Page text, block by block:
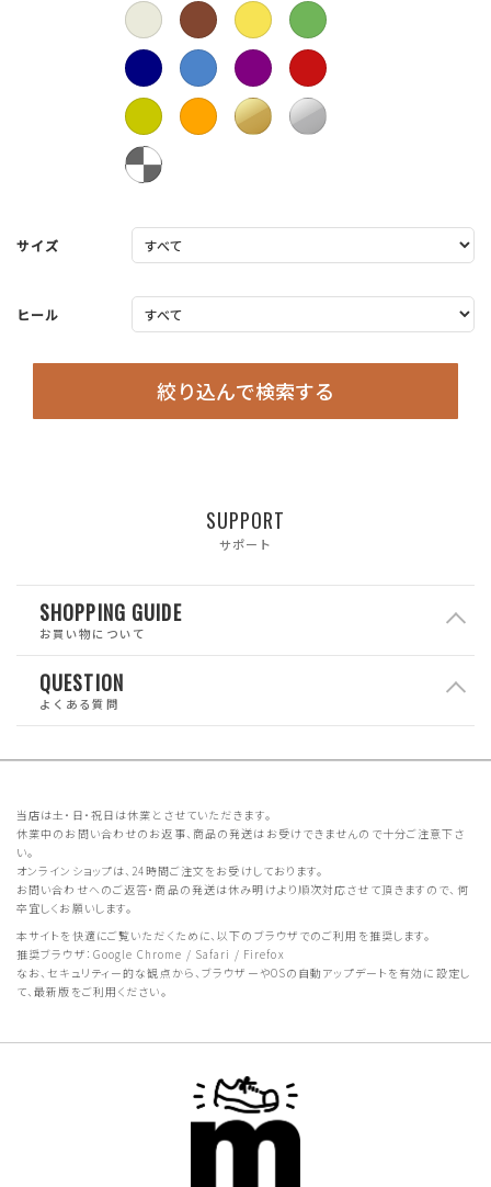
サイズ
ヒール
絞り込んで検索する
SUPPORT
サポート
SHOPPING GUIDE
お買い物について
QUESTION
よくある質問
当店は土・日・祝日は休業とさせていただきます。
休業中のお問い合わせのお返事、商品の発送はお受けできませんので十分ご注意下さ
い。
オンラインショップは、24時間ご注文をお受けしております。
お問い合わせへのご返答・商品の発送は休み明けより順次対応させて頂きますので、何
卒宜しくお願いします。
本サイトを快適にご覧いただくために、以下のブラウザでのご利用を推奨します。
推奨ブラウザ：Google Chrome / Safari / Firefox
なお、セキュリティー的な観点から、ブラウザーやOSの自動アップデートを有効に設定し
て、最新版をご利用ください。